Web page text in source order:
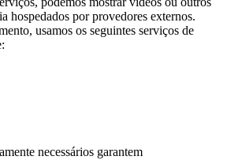
hospedados por provedores externos.
usamos os seguintes serviços de
necessários garantem